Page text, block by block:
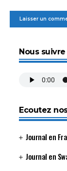
Nous
Ecoutez
Journal en
Journal en